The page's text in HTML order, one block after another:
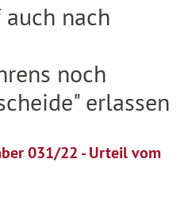
nach
noch
erlassen
031/22 - Urteil vom